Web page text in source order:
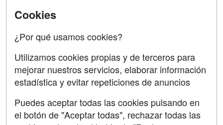
Contactar
Copyleft
Cookies
¿Por qué usamos cookies?
Utilizamos cookies propias y de terceros para
mejorar nuestros servicios, elaborar información
estadística y evitar repeticiones de anuncios
Puedes aceptar todas las cookies pulsando en
el botón de "Aceptar todas", rechazar todas las